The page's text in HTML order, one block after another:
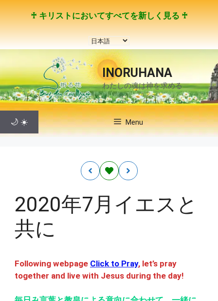
コ
ン
テ
ン
へ
ス
キ
ッ
♰ キリストにおいてすべてを新しく見る ♰
言
語
を
選
択
INORUHANA
わたしの魂は神を求める
🌙 ☀️ Menu
2020年7月イエスと
共に
Following webpage Click to Pray, let’s pray
together and live with Jesus during the day!